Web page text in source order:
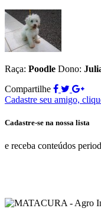
Raça: Poodle Dono:
Compartilhe
Cadastre seu amigo,
Cadastre-se na nossa lista
e receba conteúdos